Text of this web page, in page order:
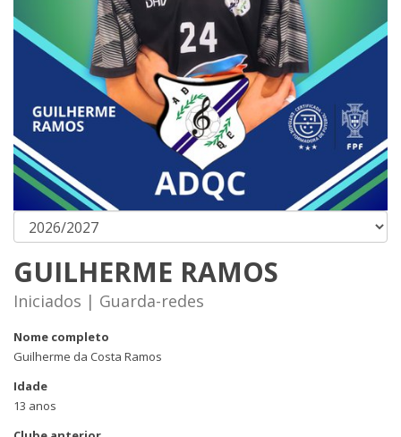
GUILHERME RAMOS
Iniciados | Guarda-redes
Nome completo
Guilherme da Costa Ramos
Idade
13 anos